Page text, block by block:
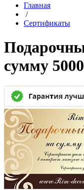
Главная
/
Сертификаты
сумму